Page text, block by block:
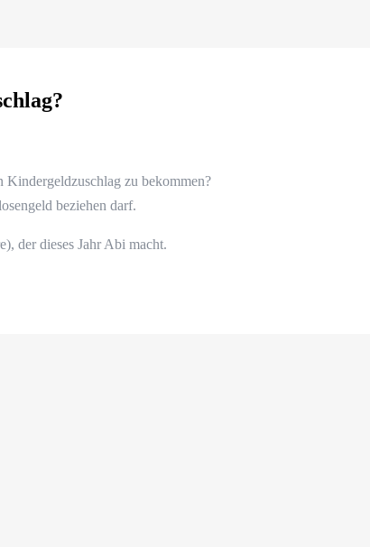
Kindergeldzuschlag zu bekommen?
beziehen darf.
der dieses Jahr Abi macht.